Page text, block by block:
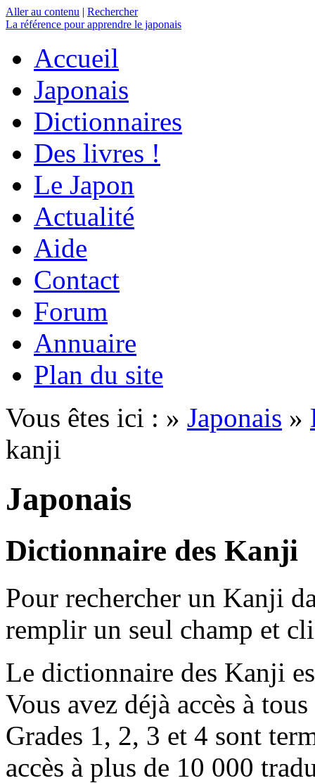
Aller au contenu | Rechercher
La référence pour apprendre le japonais
Accueil
Japonais
Dictionnaires
Des livres !
Le Japon
Actualité
Aide
Contact
Forum
Annuaire
Plan du site
Vous êtes ici : » Japonais »
kanji
Japonais
Dictionnaire des Kanji
Pour rechercher un Kanji
remplir un seul champ et
Le dictionnaire des Kanji
Vous avez déjà accès à
Grades 1, 2, 3 et 4 sont
accès à plus de 10 000